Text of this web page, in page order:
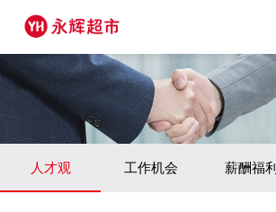
人才观 工作机会 薪酬福利